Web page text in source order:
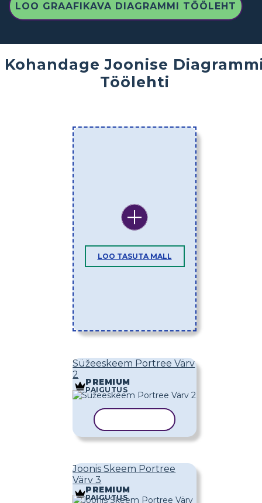
LOO GRAAFIKAVA DIAGRAMMI TÖÖLEHT
Kohandage Joonise
Töölehti
LOO TASUTA MALL
Süžeeskeem Portree Värv
2
PREMIUM
PAIGUTUS
Joonis Skeem Portree
Värv 3
PREMIUM
PAIGUTUS